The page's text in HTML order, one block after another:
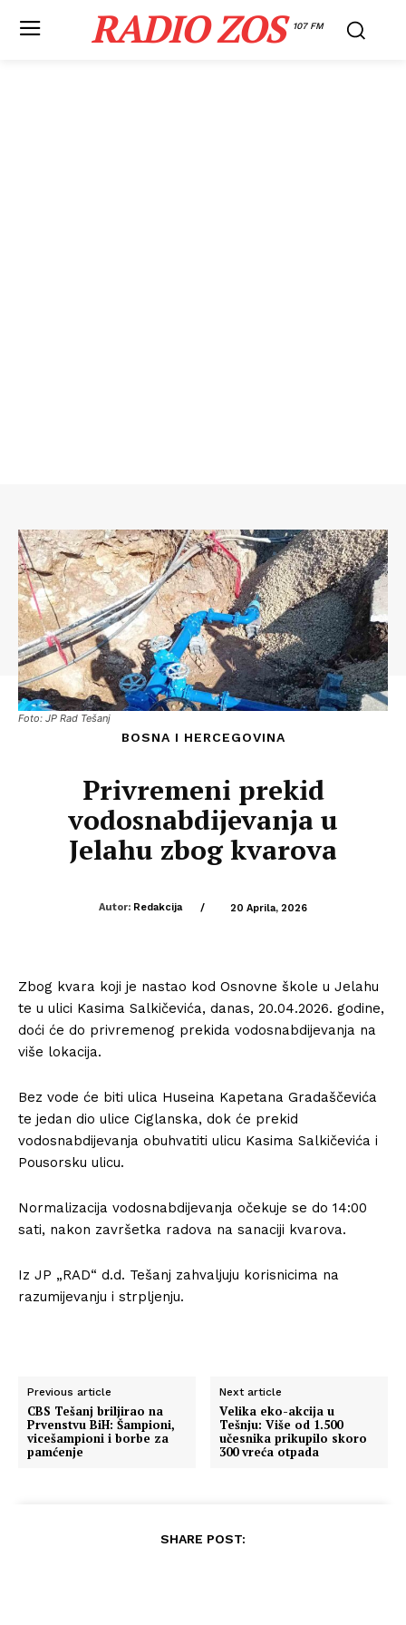
RADIO ZOS 107 FM
Foto: JP Rad Tešanj
BOSNA I HERCEGOVINA
Privremeni prekid
vodosnabdijevanja u
Jelahu zbog kvarova
Autor: Redakcija / 20 Aprila, 2026
Zbog kvara koji je nastao kod Osnovne škole u Jelahu
te u ulici Kasima Salkičevića, danas, 20.04.2026. godine,
doći će do privremenog prekida vodosnabdijevanja na
više lokacija.
Bez vode će biti ulica Huseina Kapetana Gradaščevića
te jedan dio ulice Ciglanska, dok će prekid
vodosnabdijevanja obuhvatiti ulicu Kasima Salkičevića i
Pousorsku ulicu.
Normalizacija vodosnabdijevanja očekuje se do 14:00
sati, nakon završetka radova na sanaciji kvarova.
Iz JP „RAD“ d.d. Tešanj zahvaljuju korisnicima na
razumijevanju i strpljenju.
Previous article
CBS Tešanj briljirao na
Prvenstvu BiH: Šampioni,
vicešampioni i borbe za
pamćenje
Next article
Velika eko-akcija u
Tešnju: Više od 1.500
učesnika prikupilo skoro
300 vreća otpada
SHARE POST: